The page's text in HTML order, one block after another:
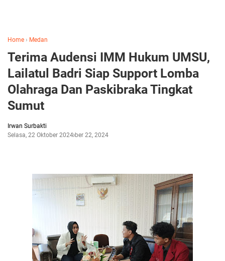
Home › Medan
Terima Audensi IMM Hukum UMSU,
Lailatul Badri Siap Support Lomba
Olahraga Dan Paskibraka Tingkat
Sumut
Irwan Surbakti
Selasa, 22 Oktober 2024Oktober 22, 2024